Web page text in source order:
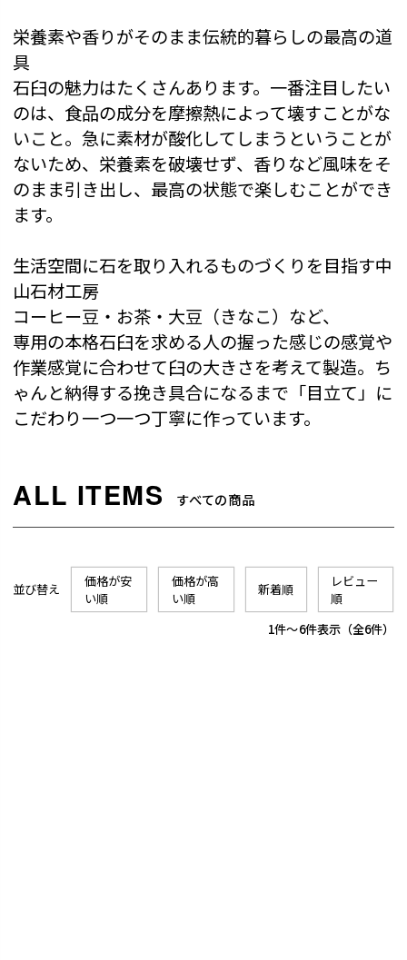
栄養素や香りがそのまま伝統的暮らしの最高の道
具
石臼の魅力はたくさんあります。一番注目したい
のは、食品の成分を摩擦熱によって壊すことがな
いこと。急に素材が酸化してしまうということが
ないため、栄養素を破壊せず、香りなど風味をそ
のまま引き出し、最高の状態で楽しむことができ
ます。
生活空間に石を取り入れるものづくりを目指す中
山石材工房
コーヒー豆・お茶・大豆（きなこ）など、
専用の本格石臼を求める人の握った感じの感覚や
作業感覚に合わせて臼の大きさを考えて製造。ち
ゃんと納得する挽き具合になるまで「目立て」に
こだわり一つ一つ丁寧に作っています。
すべての商品
並び替え
価格が安
い順
価格が高
い順
新着順
レビュー
順
6
1 -6件表示